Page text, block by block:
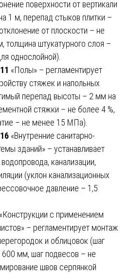
поверхности от вертикали
1 м, перепад стыков плитки –
от плоскости – не
толщина штукатурного слоя –
однослойной).
«Полы» – регламентирует
стяжек и напольных
перепад высоты – 2 мм на
стяжки – не более 4 %,
– не менее 15 МПа).
«Внутренние санитарно-
зданий» – устанавливает
канализации,
(уклон канализационных
давление – 1,5
«Конструкции с применением
– регламентирует монтаж
и облицовок (шаг
мм, шаг подвесов – не
швов серпянкой